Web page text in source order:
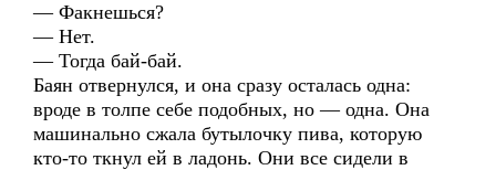
— Факнешься?
— Нет.
— Тогда бай-бай.
Баян отвернулся, и она сразу осталась одна:
вроде в толпе себе подобных, но — одна. Она
машинально сжала бутылочку пива, которую
кто-то ткнул ей в ладонь. Они все сидели в